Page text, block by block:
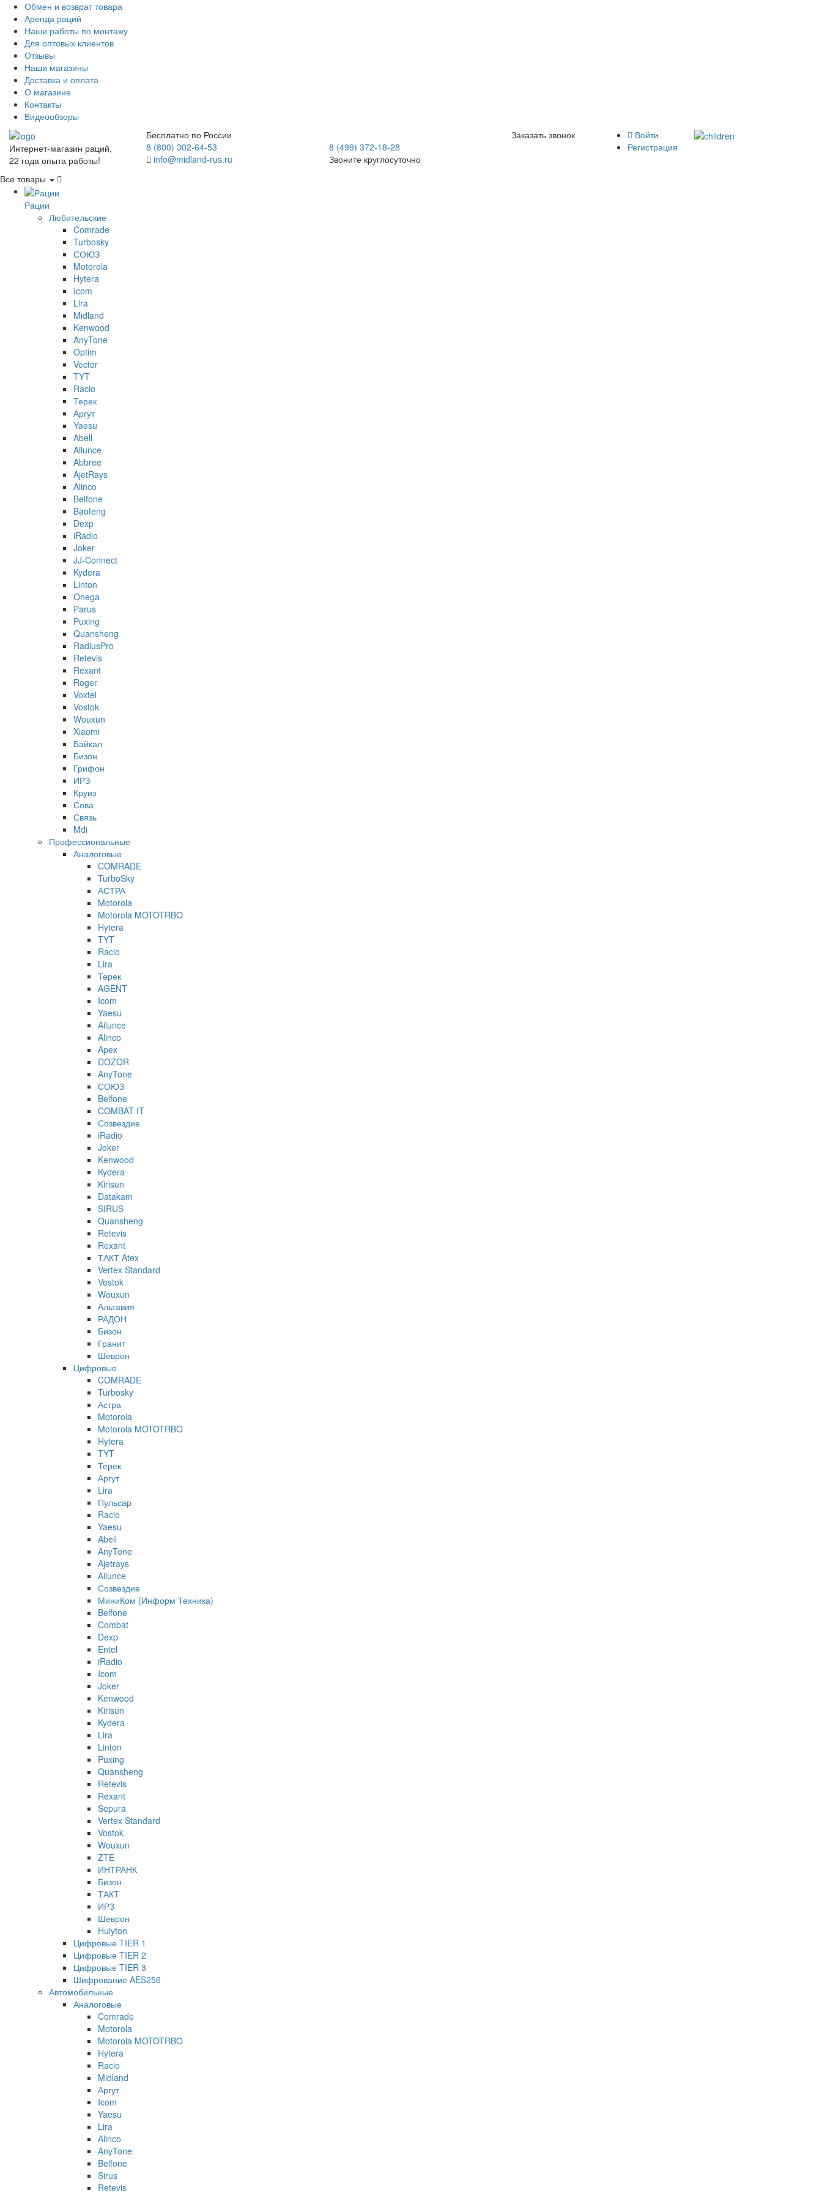
Обмен и возврат товара
Аренда раций
Наши работы по монтажу
Для оптовых клиентов
Отзывы
Наши магазины
Доставка и оплата
О магазине
Контакты
Видеообзоры
Интернет-магазин раций,
22 года опыта работы!
Бесплатно по России
8 (800) 302-64-53
info@midland-rus.ru
8 (499) 372-18-28
Звоните круглосуточно
Заказать звонок
Войти
Регистрация
Все товары
Рации
Любительские
Comrade
Turbosky
СОЮЗ
Motorola
Hytera
Icom
Lira
Midland
Kenwood
AnyTone
Optim
Vector
TYT
Racio
Терек
Аргут
Yaesu
Abell
Ailunce
Abbree
AjetRays
Alinco
Belfone
Baofeng
Dexp
iRadio
Joker
JJ-Connect
Kydera
Linton
Onega
Parus
Puxing
Quansheng
RadiusPro
Retevis
Rexant
Roger
Voxtel
Vostok
Wouxun
Xiaomi
Байкал
Бизон
Грифон
ИРЗ
Круиз
Сова
Связь
Mdi
Профессиональные
Аналоговые
COMRADE
TurboSky
АСТРА
Motorola
Motorola MOTOTRBO
Hytera
TYT
Racio
Lira
Терек
AGENT
Icom
Yaesu
Ailunce
Alinco
Apex
DOZOR
AnyTone
СОЮЗ
Belfone
COMBAT IT
Созвездие
iRadio
Joker
Kenwood
Kydera
Kirisun
Datakam
SIRUS
Quansheng
Retevis
Rexant
ТАКТ Atex
Vertex Standard
Vostok
Wouxun
Альтавия
РАДОН
Бизон
Гранит
Шеврон
Цифровые
COMRADE
Turbosky
Астра
Motorola
Motorola MOTOTRBO
Hytera
TYT
Терек
Аргут
Lira
Пульсар
Racio
Yaesu
Abell
AnyTone
Ajetrays
Ailunce
Созвездие
МиниКом (Информ Техника)
Belfone
Combat
Dexp
Entel
iRadio
Icom
Joker
Kenwood
Kirisun
Kydera
Lira
Linton
Puxing
Quansheng
Retevis
Rexant
Sepura
Vertex Standard
Vostok
Wouxun
ZTE
ИНТРАНК
Бизон
ТАКТ
ИРЗ
Шеврон
Huiyton
Цифровые TIER 1
Цифровые TIER 2
Цифровые TIER 3
Шифрование AES256
Автомобильные
Аналоговые
Comrade
Motorola
Motorola MOTOTRBO
Hytera
Racio
Midland
Аргут
Icom
Yaesu
Lira
Alinco
AnyTone
Belfone
Sirus
Retevis